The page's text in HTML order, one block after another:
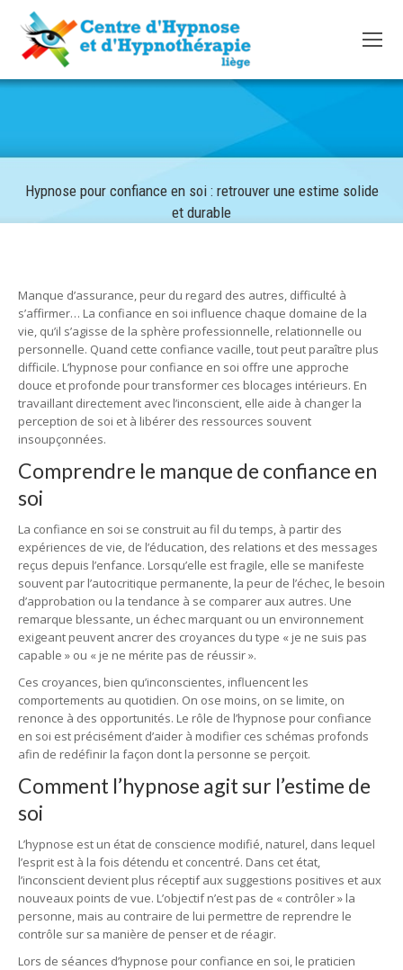
Hypnose pour confiance en soi : retrouver une estime solide
et durable
Manque d’assurance, peur du regard des autres, difficulté à
s’affirmer… La confiance en soi influence chaque domaine de la
vie, qu’il s’agisse de la sphère professionnelle, relationnelle ou
personnelle. Quand cette confiance vacille, tout peut paraître plus
difficile. L’hypnose pour confiance en soi offre une approche
douce et profonde pour transformer ces blocages intérieurs. En
travaillant directement avec l’inconscient, elle aide à changer la
perception de soi et à libérer des ressources souvent
insoupçonnées.
Comprendre le manque de confiance en
soi
La confiance en soi se construit au fil du temps, à partir des
expériences de vie, de l’éducation, des relations et des messages
reçus depuis l’enfance. Lorsqu’elle est fragile, elle se manifeste
souvent par l’autocritique permanente, la peur de l’échec, le besoin
d’approbation ou la tendance à se comparer aux autres. Une
remarque blessante, un échec marquant ou un environnement
exigeant peuvent ancrer des croyances du type « je ne suis pas
capable » ou « je ne mérite pas de réussir ».
Ces croyances, bien qu’inconscientes, influencent les
comportements au quotidien. On ose moins, on se limite, on
renonce à des opportunités. Le rôle de l’hypnose pour confiance
en soi est précisément d’aider à modifier ces schémas profonds
afin de redéfinir la façon dont la personne se perçoit.
Comment l’hypnose agit sur l’estime de
soi
L’hypnose est un état de conscience modifié, naturel, dans lequel
l’esprit est à la fois détendu et concentré. Dans cet état,
l’inconscient devient plus réceptif aux suggestions positives et aux
nouveaux points de vue. L’objectif n’est pas de « contrôler » la
personne, mais au contraire de lui permettre de reprendre le
contrôle sur sa manière de penser et de réagir.
Lors de séances d’hypnose pour confiance en soi, le praticien